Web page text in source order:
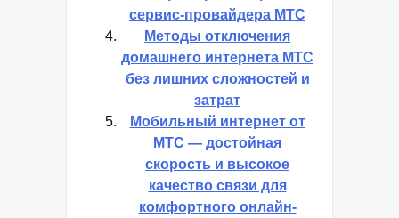
сервис-провайдера МТС
Методы отключения
домашнего интернета МТС
без лишних сложностей и
затрат
Мобильный интернет от
МТС — достойная
скорость и высокое
качество связи для
комфортного онлайн-